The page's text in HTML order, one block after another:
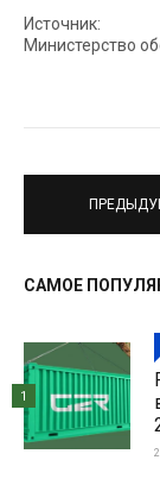
Источник:
Министерство
САМОЕ
1